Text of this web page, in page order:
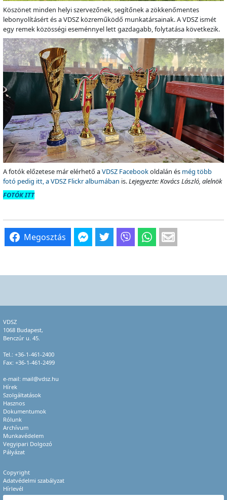
Köszönet minden helyi szervezőnek, segítőnek a zökkenőmentes
lebonyolításért és a VDSZ közreműködő munkatársainak. A VDSZ ismét
egy remek közösségi eseménnyel lett gazdagabb, folytatása következik.
A fotók előzetese már elérhető aVDSZ Facebookoldalán és még több
fotó pedig itt, a VDSZ Flickr albumában is.Lejegyezte: Kovács László, alelnök
FOTÓK ITT
Megosztás
VDSZ
1068 Budapest,
Benczúr u. 45.
Tel.: +36-1-461-2400
Fax: +36-1-461-2499
e-mail: mail@vdsz.hu
Hírek
Szolgáltatások
Hasznos
Dokumentumok
Rólunk
Archívum
Munkavédelem
Vegyipari Dolgozó
Pályázat
Copyright
Adatvédelmi szabályzat
Hírlevél